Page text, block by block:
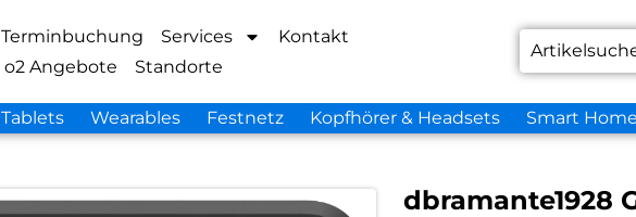
Terminbuchung Services
Kontakt
o2 Angebote Standorte
Tablets Wearables Festnetz Kopfhörer & Headsets Smart
dbramante1928